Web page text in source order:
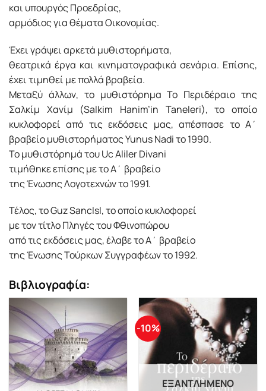
και υπουργός Προεδρίας,
αρμόδιος για θέματα Οικονομίας.
Έχει γράψει αρκετά μυθιστορήματα,
θεατρικά έργα και κινηματογραφικά σενάρια. Επίσης,
έχει τιμηθεί με πολλά βραβεία.
Μεταξύ άλλων, το μυθιστόρημα Το Περιδέραιο της
Σαλκίμ Χανίμ (Salkim Hanim’in Taneleri), το οποίο
κυκλοφορεί από τις εκδόσεις μας, απέσπασε το Α΄
βραβείο μυθιστορήματος Yunus Nadi το 1990.
Το μυθιστόρημά του Uc Aliler Divani
τιμήθηκε επίσης με το Α΄ βραβείο
της Ένωσης Λογοτεχνών το 1991.
Τέλος, το Guz Sanclsl, το οποίο κυκλοφορεί
με τον τίτλο Πληγές του Φθινοπώρου
από τις εκδόσεις μας, έλαβε το Α΄ βραβείο
της Ένωσης Τούρκων Συγγραφέων το 1992.
Βιβλιογραφία:
-10%
ΕΞΑΝΤΛΗΜΈΝΟ